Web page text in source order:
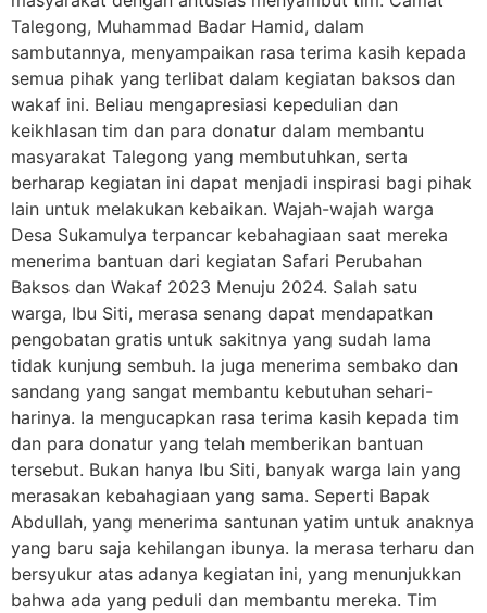
Talegong, Muhammad Badar Hamid, dalam
sambutannya, menyampaikan rasa terima kasih kepada
semua pihak yang terlibat dalam kegiatan baksos dan
wakaf ini. Beliau mengapresiasi kepedulian dan
keikhlasan tim dan para donatur dalam membantu
masyarakat Talegong yang membutuhkan, serta
berharap kegiatan ini dapat menjadi inspirasi bagi pihak
lain untuk melakukan kebaikan. Wajah-wajah warga
Desa Sukamulya terpancar kebahagiaan saat mereka
menerima bantuan dari kegiatan Safari Perubahan
Baksos dan Wakaf 2023 Menuju 2024. Salah satu
warga, Ibu Siti, merasa senang dapat mendapatkan
pengobatan gratis untuk sakitnya yang sudah lama
tidak kunjung sembuh. Ia juga menerima sembako dan
sandang yang sangat membantu kebutuhan sehari-
harinya. Ia mengucapkan rasa terima kasih kepada tim
dan para donatur yang telah memberikan bantuan
tersebut. Bukan hanya Ibu Siti, banyak warga lain yang
merasakan kebahagiaan yang sama. Seperti Bapak
Abdullah, yang menerima santunan yatim untuk anaknya
yang baru saja kehilangan ibunya. Ia merasa terharu dan
bersyukur atas adanya kegiatan ini, yang menunjukkan
bahwa ada yang peduli dan membantu mereka. Tim